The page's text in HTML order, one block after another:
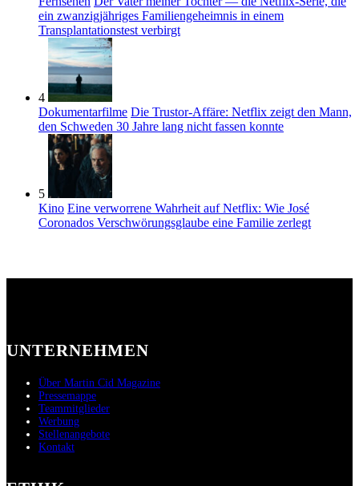
ein zwanzigjähriges Familiengeheimnis in einem
Transplantationstest verbirgt
4
Dokumentarfilme Die Trustor-Affäre: Netflix zeigt den Mann,
den Schweden 30 Jahre lang nicht fassen konnte
5
Kino Eine verworrene Wahrheit auf Netflix: Wie José
Coronados Verschwörungsglaube eine Familie zerlegt
UNTERNEHMEN
Über Martin Cid Magazine
Pressemappe
Teammitglieder
Werbung
Stellenangebote
Kontakt